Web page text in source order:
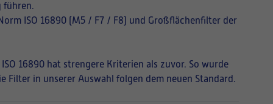
führen.
ISO 16890 (M5 / F7 / F8) und Großflächenfilter der
16890 hat strengere Kriterien als zuvor. So wurde
Filter in unserer Auswahl folgen dem neuen Standard.